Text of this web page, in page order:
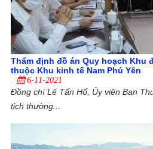
Thẩm định đồ án Quy hoạch Khu
thuộc Khu kinh tế Nam Phú Yên
6-11-2021
Đồng chí Lê Tấn Hổ, Ủy viên Ban
tịch thường...